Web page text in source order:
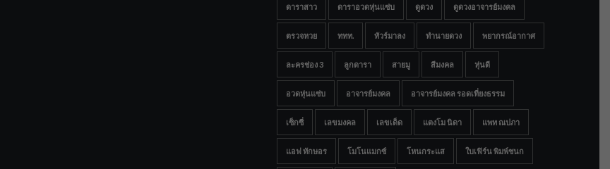
ดาราสาว ดาราอวดหุ่นแซ่บ ดูดวง ดูดวงอาจารย์มงคล
ตรวจหวย ททท. ทัวร์มาลง ทำนายดวง พยากรณ์อากาศ
ละครช่อง 3 ลูกดารา สายมู สีมงคล หุ่นดี
อวดหุ่นแซ่บ อาจารย์มงคล อาจารย์มงคล รอดเที่ยงธรรม
เซ็กซี่ เลขมงคล เลขเด็ด แตงโม นิดา แพท ณปภา
แอฟ ทักษอร โมโนแมกซ์ โหนกระแส ใบเฟิร์น พิมพ์ชนก